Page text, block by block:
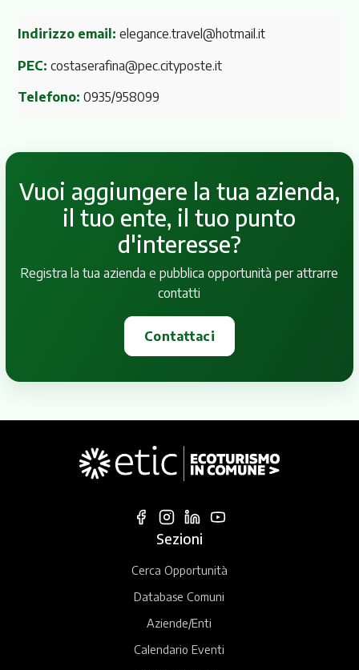
Indirizzo email: elegance.travel@hotmail.it
PEC: costaserafina@pec.cityposte.it
Telefono: 0935/958099
Vuoi aggiungere la tua azienda,
il tuo ente, il tuo punto
d'interesse?
Registra la tua azienda e pubblica opportunità per attrarre
contatti
Contattaci
Sezioni
Cerca Opportunità
Database Comuni
Aziende/Enti
Calendario Eventi